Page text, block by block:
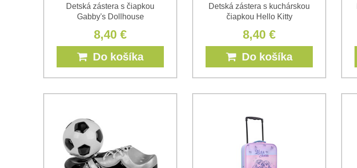
Detská zástera s čiapkou
Gabby's Dollhouse
8,40 €
Do košíka
Detská zástera s kuchárskou
čiapkou Hello Kitty
8,40 €
Do košíka